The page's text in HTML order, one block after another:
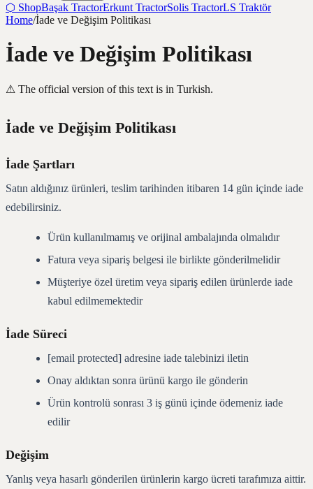
⬡ ShopBaşak TractorErkunt TractorSolis TractorLS Traktör
Home/İade ve Değişim Politikası
İade ve Değişim Politikası
⚠ The official version of this text is in Turkish.
İade ve Değişim Politikası
İade Şartları
Satın aldığınız ürünleri, teslim tarihinden itibaren 14 gün içinde iade
edebilirsiniz.
Ürün kullanılmamış ve orijinal ambalajında olmalıdır
Fatura veya sipariş belgesi ile birlikte gönderilmelidir
Müşteriye özel üretim veya sipariş edilen ürünlerde iade
kabul edilmemektedir
İade Süreci
[email protected] adresine iade talebinizi iletin
Onay aldıktan sonra ürünü kargo ile gönderin
Ürün kontrolü sonrası 3 iş günü içinde ödemeniz iade
edilir
Değişim
Yanlış veya hasarlı gönderilen ürünlerin kargo ücreti tarafımıza aittir.